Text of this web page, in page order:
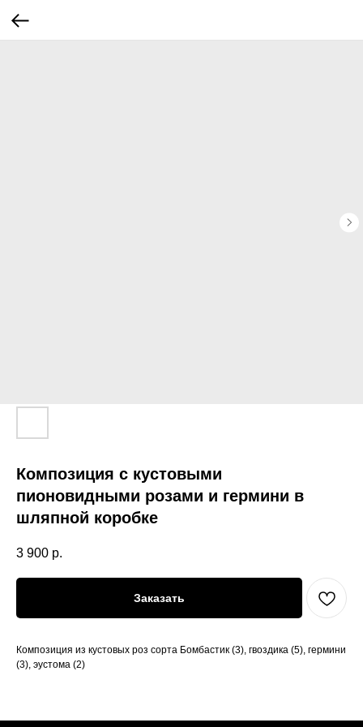
Композиция с кустовыми
пионовидными розами и гермини в
шляпной коробке
3 900 р.
Заказать
Композиция из кустовых роз сорта Бомбастик (3), гвоздика (5), гермини
(3), эустома (2)